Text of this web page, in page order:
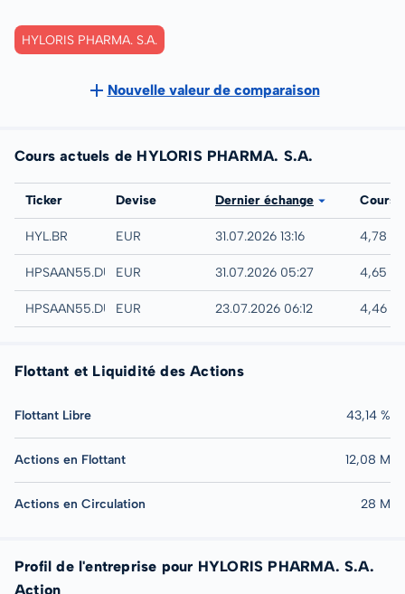
HYLORIS PHARMA. S.A.
Nouvelle valeur de comparaison
Cours actuels de HYLORIS PHARMA. S.A.
Bourse
Ticker Devise Dernier échange Cours
EURONEXT - EURONEXT BRUSSELS
HYL.BR EUR 31.07.2026 13:16 4,78
Quotrix
HPSAAN55.DUSDEUR 31.07.2026 05:27 4,65
Düsseldorf
HPSAAN55.DUSBEUR 23.07.2026 06:12 4,46
Flottant et Liquidité des Actions
Flottant Libre 43,14 %
Actions en Flottant 12,08 M
Actions en Circulation 28 M
Profil de l'entreprise pour HYLORIS PHARMA. S.A.
Action